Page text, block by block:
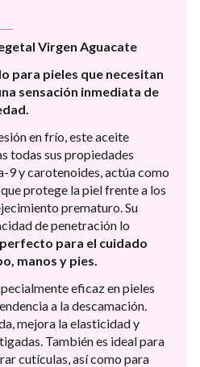
Virgen Aguacate
para pieles que necesitan
sensación inmediata de
en frío, este aceite
todas sus propiedades
9 y carotenoides, actúa como
protege la piel frente a los
prematuro. Su
de penetración lo
para el cuidado
manos y pies.
eficaz en pieles
a la descamación.
mejora la elasticidad y
También es ideal para
cutículas, así como para